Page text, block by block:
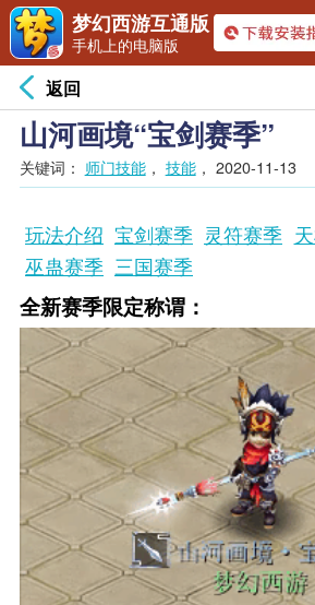
返回
山河画境“宝剑赛季”
关键词： 师门技能， 技能， 2020-11-13
玩法介绍 宝剑赛季 灵符赛季
巫蛊赛季 三国赛季
全新赛季限定称谓：
梦幻西游互通版
手机上的电脑版